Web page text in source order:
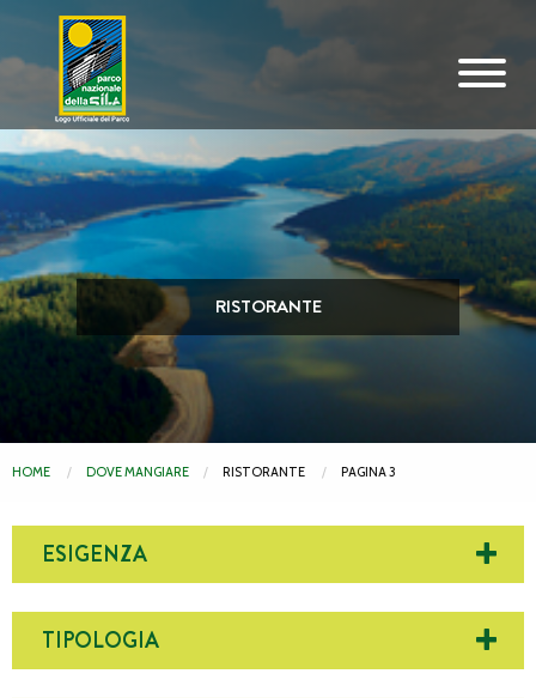
Vai al contenuto principale
RISTORANTE
HOME DOVE MANGIARE RISTORANTE PAGINA 3
ESIGENZA
TIPOLOGIA